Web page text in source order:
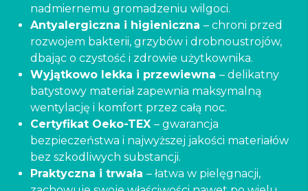
nadmiernemu gromadzeniu wilgoci.
Antyalergiczna i higieniczna – chroni przed
rozwojem bakterii, grzybów i drobnoustrojów,
dbając o czystość i zdrowie użytkownika.
Wyjątkowo lekka i przewiewna – delikatny
batystowy materiał zapewnia maksymalną
wentylację i komfort przez całą noc.
Certyfikat Oeko-TEX – gwarancja
bezpieczeństwa i najwyższej jakości materiałów
bez szkodliwych substancji.
Praktyczna i trwała – łatwa w pielęgnacji,